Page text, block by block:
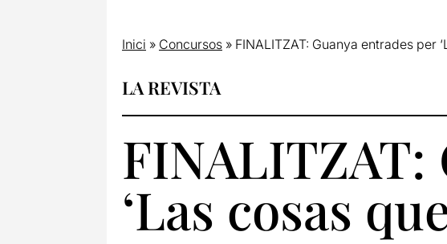
Inici » Concursos» FINALITZAT: Guanya entrades per
LA REVISTA
FINALITZAT:
‘Las cosas